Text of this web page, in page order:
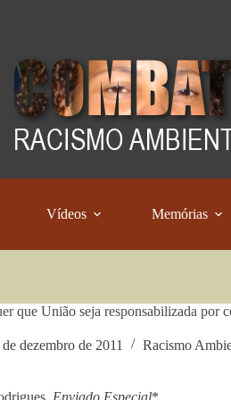
Vídeos Memórias
que União seja responsabilizada por
de dezembro de 2011 Racismo
, Enviado Especial*